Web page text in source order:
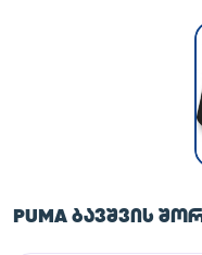
PUMA ᲑᲐᲕᲨᲕᲘᲡ